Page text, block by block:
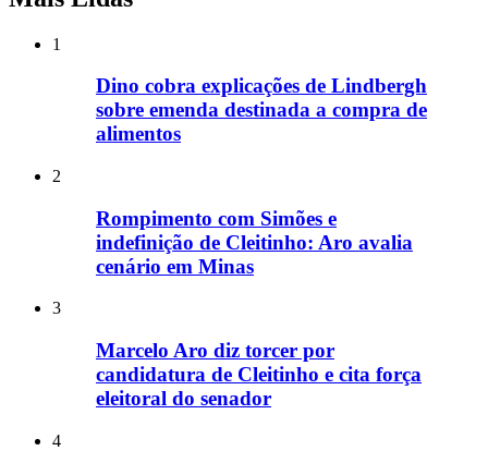
1
Dino cobra explicações de Lindbergh
sobre emenda destinada a compra de
alimentos
2
Rompimento com Simões e
indefinição de Cleitinho: Aro avalia
cenário em Minas
3
Marcelo Aro diz torcer por
candidatura de Cleitinho e cita força
eleitoral do senador
4